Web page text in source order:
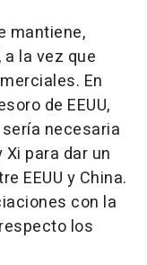
mantiene,
la vez que
En
de EEUU,
necesaria
para dar un
EEUU y China.
con la
los